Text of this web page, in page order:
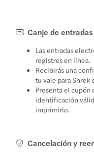
Canje de entradas
Las entradas
registres en línea.
Recibirás una
tu vale para Shrek
Presenta el
identificación
imprimirlo.
Cancelación y